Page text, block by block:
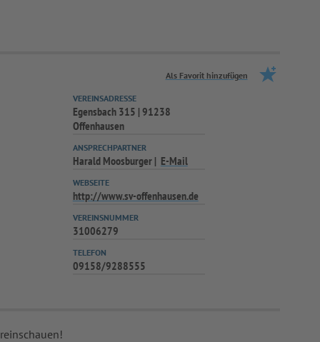
Als Favorit hinzufügen
VEREINSADRESSE
Egensbach 315 | 91238
Offenhausen
ANSPRECHPARTNER
Harald Moosburger E-Mail
WEBSEITE
http://www.sv-offenhausen.de
VEREINSNUMMER
31006279
TELEFON
09158/9288555